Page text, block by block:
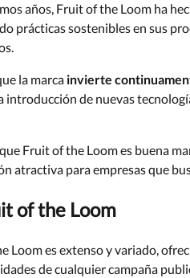
años, Fruit of the Loom ha
prácticas sostenibles en sus
la marca invierte
introducción de nuevas
Fruit of the Loom es buena
atractiva para empresas que
of the Loom
Loom es extenso y variado,
de cualquier campaña